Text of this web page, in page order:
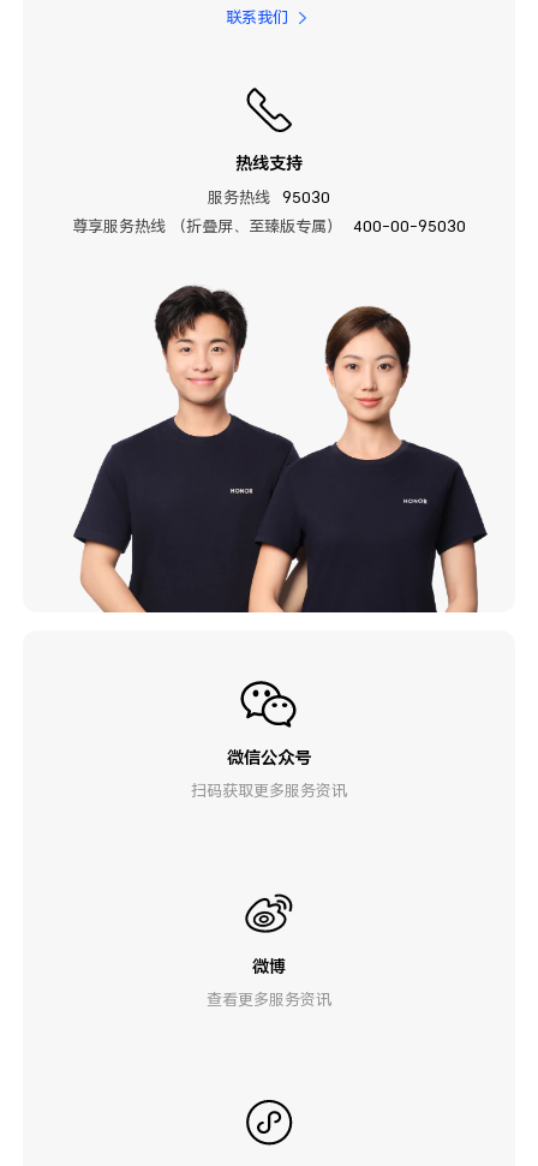
联系我们
热线支持
服务热线
95030
尊享服务热线 （折叠屏、至臻版专属）
400-00-95030
微信公众号
扫码获取更多服务资讯
微博
查看更多服务资讯